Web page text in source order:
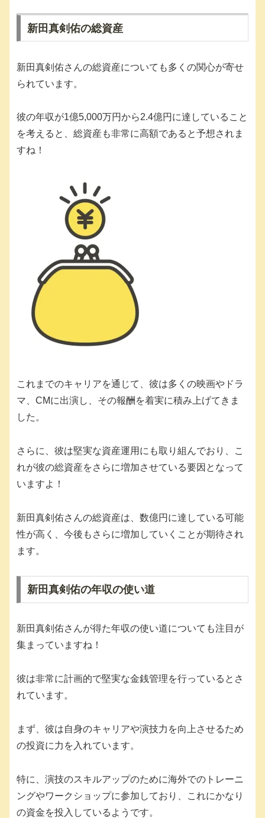
新田真剣佑の総資産
新田真剣佑さんの総資産についても多くの関心が寄せ
られています。
彼の年収が1億5,000万円から2.4億円に達していること
を考えると、総資産も非常に高額であると予想されま
すね！
これまでのキャリアを通じて、彼は多くの映画やドラ
マ、CMに出演し、その報酬を着実に積み上げてきま
した。
さらに、彼は堅実な資産運用にも取り組んでおり、こ
れが彼の総資産をさらに増加させている要因となって
いますよ！
新田真剣佑さんの総資産は、数億円に達している可能
性が高く、今後もさらに増加していくことが期待され
ます。
新田真剣佑の年収の使い道
新田真剣佑さんが得た年収の使い道についても注目が
集まっていますね！
彼は非常に計画的で堅実な金銭管理を行っているとさ
れています。
まず、彼は自身のキャリアや演技力を向上させるため
の投資に力を入れています。
特に、演技のスキルアップのために海外でのトレーニ
ングやワークショップに参加しており、これにかなり
の資金を投入しているようです。